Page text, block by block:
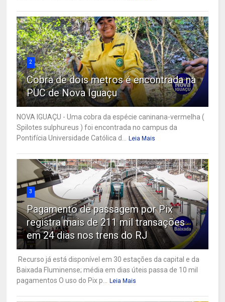
2
Cobra de dois metros é encontrada na
PUC de Nova Iguaçu
NOVA IGUAÇU - Uma cobra da espécie caninana-vermelha (
Spilotes sulphureus ) foi encontrada no campus da
Pontifícia Universidade Católica d...
Leia Mais
3
Pagamento de passagem por Pix
registra mais de 211 mil transações
em 24 dias nos trens do RJ
Recurso já está disponível em 30 estações da capital e da
Baixada Fluminense; média em dias úteis passa de 10 mil
pagamentos O uso do Pix p...
Leia Mais